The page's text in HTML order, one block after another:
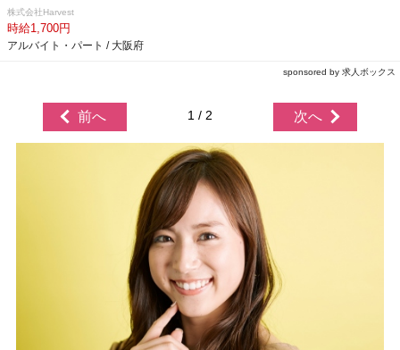
株式会社Harvest
時給1,700円
アルバイト・パート / 大阪府
sponsored by 求人ボックス
前へ 1 / 2 次へ